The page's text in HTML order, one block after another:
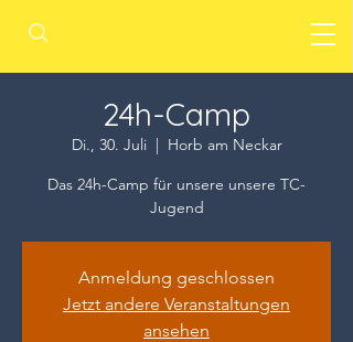
24h-Camp
Di., 30. Juli
  |
Horb am Neckar
Das 24h-Camp für unsere unsere TC-
Jugend
Anmeldung geschlossen
Jetzt andere Veranstaltungen
ansehen